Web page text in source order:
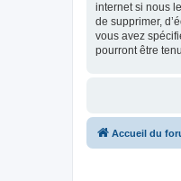
internet si nous
de supprimer,
vous avez
pourront être
Accueil du